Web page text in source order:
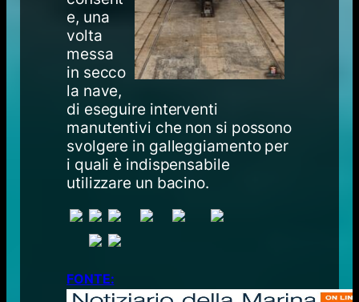
e, una
volta
messa
in secco
la nave,
di eseguire interventi
manutentivi che non si possono
svolgere in galleggiamento per
i quali è indispensabile
utilizzare un bacino.
FONTE: